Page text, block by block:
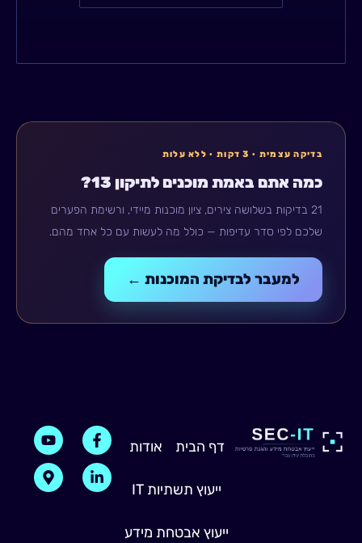
בדיקה עצמית · 3 דקות · ללא עלות
כמה אתם באמת מוכנים לתיקון 13?
21 בדיקות בשלושה צירים, ציון מוכנות מיידי, ורשימת הפערים
שלכם לפי סדר עדיפות — כולל מה לעשות עם כל אחד מהם.
למעבר לבדיקת המוכנות ←
F
a
c
e
b
Y
o
u
t
u
L
i
n
k
e
M
a
p
-
m
דף הבית אודות
ייעוץ תשתיות IT
ייעוץ אבטחת מידע